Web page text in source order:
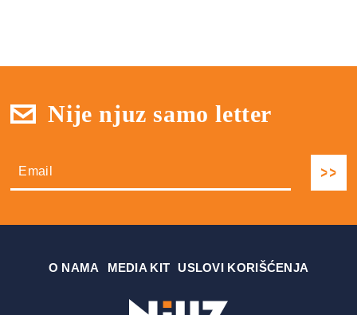
Nije njuz samo letter
О NAMA MEDIA KIT USLOVI KORIŠĆENJA